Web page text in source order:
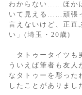
わからない……ほか
いて見える……頑張
言えないけど、正直
い」(埼玉・20歳)
タトゥータイツも
ういえば筆者も友人
なタトゥーを彫った
したことがありまし